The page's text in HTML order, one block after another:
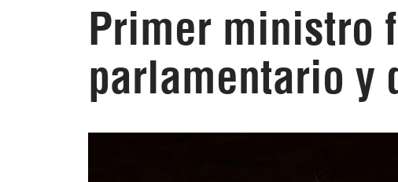
Primer ministro
parlamentario y